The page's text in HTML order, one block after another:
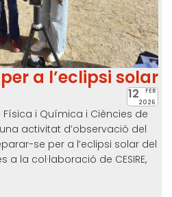
a l’eclipsi solar
12 FEB
2026
Física i Química i Ciències de
activitat d’observació del
se per a l’eclipsi solar del
a la col·laboració de CESIRE,